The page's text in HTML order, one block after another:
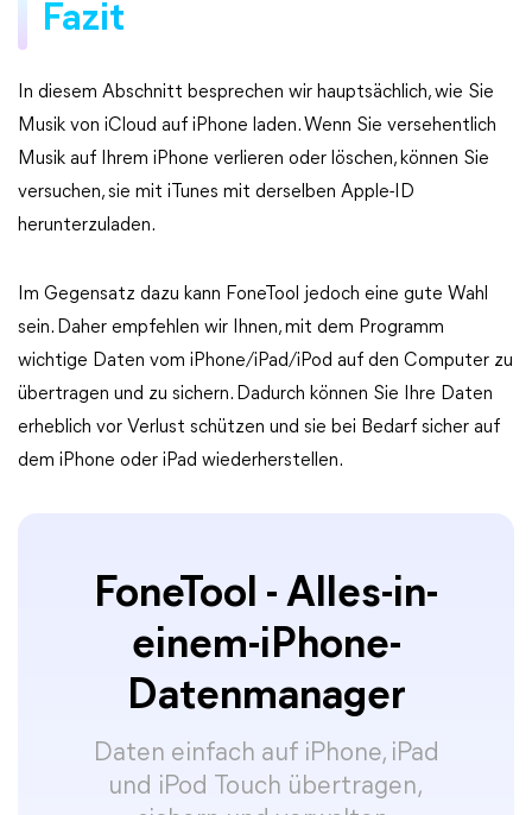
Fazit
In diesem Abschnitt besprechen wir hauptsächlich, wie Sie
Musik von iCloud auf iPhone laden. Wenn Sie versehentlich
Musik auf Ihrem iPhone verlieren oder löschen, können Sie
versuchen, sie mit iTunes mit derselben Apple-ID
herunterzuladen.
Im Gegensatz dazu kann FoneTool jedoch eine gute Wahl
sein. Daher empfehlen wir Ihnen, mit dem Programm
wichtige Daten vom iPhone/iPad/iPod auf den Computer zu
übertragen und zu sichern. Dadurch können Sie Ihre Daten
erheblich vor Verlust schützen und sie bei Bedarf sicher auf
dem iPhone oder iPad wiederherstellen.
FoneTool - Alles-in-
einem-iPhone-
Datenmanager
Daten einfach auf iPhone, iPad
und iPod Touch übertragen,